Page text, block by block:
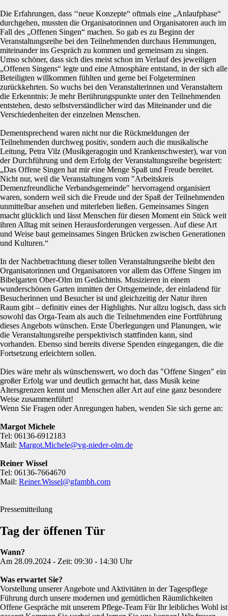
Die Erfahrungen, dass ‘‘neue Konzepte“ oftmals eine „Anlaufphase“
durchgehen, mussten die Organisatorinnen und Organisatoren auch im
Fall des „Offenen Singen“ machen. So gab es zu Beginn der
Veranstaltungsreihe bei den Teilnehmenden durchaus Hemmungen,
miteinander ins Gespräch zu kommen und gemeinsam zu singen.
Umso schöner, dass sich dies meist schon im Verlauf des jeweiligen
„Offenen Singens“ legte und eine Atmosphäre entstand, in der sich alle
Beteiligten willkommen fühlten und gerne bei Folgeterminen
zurückkehrten. So wuchs bei den Veranstalterinnen und Veranstaltern
die Erkenntnis: Je mehr Berührungspunkte unter den Teilnehmenden
entstehen, desto selbstverständlicher wird das Miteinander und die
Verschiedenheiten der einzelnen Menschen.
Dementsprechend waren nicht nur die Rückmeldungen der
Teilnehmenden durchweg positiv, sondern auch die musikalische
Leitung, Petra Vilz (Musikgeragogin und Krankenschwester), war von
der Durchführung und dem Erfolg der Veranstaltungsreihe begeistert:
„Das Offene Singen hat mir eine Menge Spaß und Freude bereitet.
Nicht nur, weil die Veranstaltungen vom "Arbeitskreis
Demenzfreundliche Verbandsgemeinde" hervorragend organisiert
waren, sondern weil sich die Freude und der Spaß der Teilnehmenden
unmittelbar ansehen und miterleben ließen. Gemeinsames Singen
macht glücklich und lässt Menschen für diesen Moment ein Stück weit
ihren Alltag mit seinen Herausforderungen vergessen. Auf diese Art
und Weise baut gemeinsames Singen Brücken zwischen Generationen
und Kulturen.“
In der Nachbetrachtung dieser tollen Veranstaltungsreihe bleibt den
Organisatorinnen und Organisatoren vor allem das Offene Singen im
Bibelgarten Ober-Olm im Gedächtnis. Musizieren in einem
wunderschönen Garten inmitten der Ortsgemeinde, der einladend für
Besucherinnen und Besucher ist und gleichzeitig der Natur ihren
Raum gibt – definitiv eines der Highlights. Nur allzu logisch, dass sich
sowohl das Orga-Team als auch die Teilnehmenden eine Fortführung
dieses Angebots wünschen. Erste Überlegungen und Planungen, wie
die Veranstaltungsreihe perspektivisch stattfinden kann, sind
vorhanden. Ebenso sind bereits diverse Spenden eingegangen, die die
Fortsetzung erleichtern sollen.
Dies wäre mehr als wünschenswert, wo doch das "Offene Singen" ein
großer Erfolg war und deutlich gemacht hat, dass Musik keine
Altersgrenzen kennt und Menschen aller Art auf eine ganz besondere
Weise zusammenführt!
Wenn Sie Fragen oder Anregungen haben, wenden Sie sich gerne an:
Margot Michele
Tel: 06136-6912183
Mail: Margot.Michele@vg-nieder-olm.de
Reiner Wissel
Tel: 06136-7664670
Mail: Reiner.Wissel@gfambh.com
Pressemitteilung
Tag der öffenen Tür
Wann?
Am 28.09.2024 - Zeit: 09:30 - 14:30 Uhr
Was erwartet Sie?
Vorstellung unserer Angebote und Aktivitäten in der Tagespflege
Führung durch unsere modernen und gemütlichen Räumlichkeiten
Offene Gespräche mit unserem Pflege-Team Für Ihr leibliches Wohl ist